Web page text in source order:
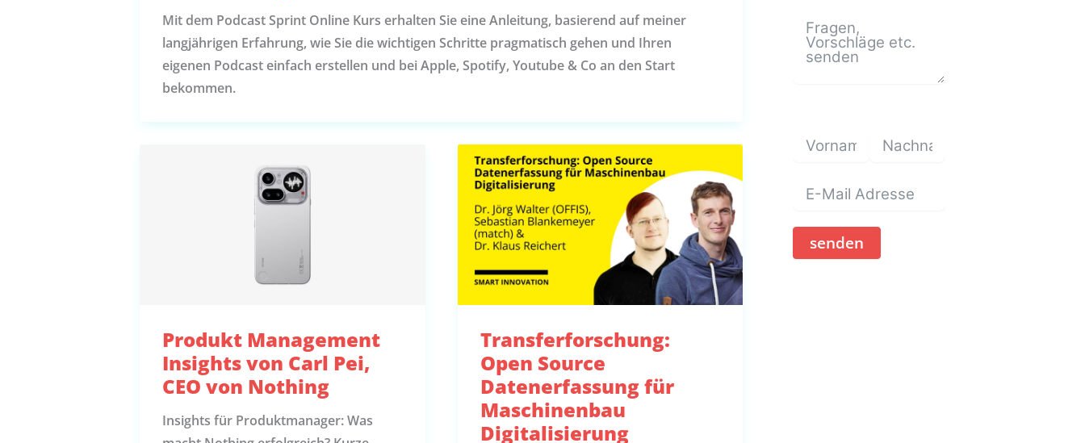
Mit dem Podcast Sprint Online Kurs erhalten Sie eine Anleitung, basierend auf meiner
langjährigen Erfahrung, wie Sie die wichtigen Schritte pragmatisch gehen und Ihren
eigenen Podcast einfach erstellen und bei Apple, Spotify, Youtube & Co an den Start
bekommen.
Produkt Management
Insights von Carl Pei,
CEO von Nothing
Insights für Produktmanager: Was
Transferforschung:
Open Source
Datenerfassung für
Maschinenbau
Digitalisierung
senden